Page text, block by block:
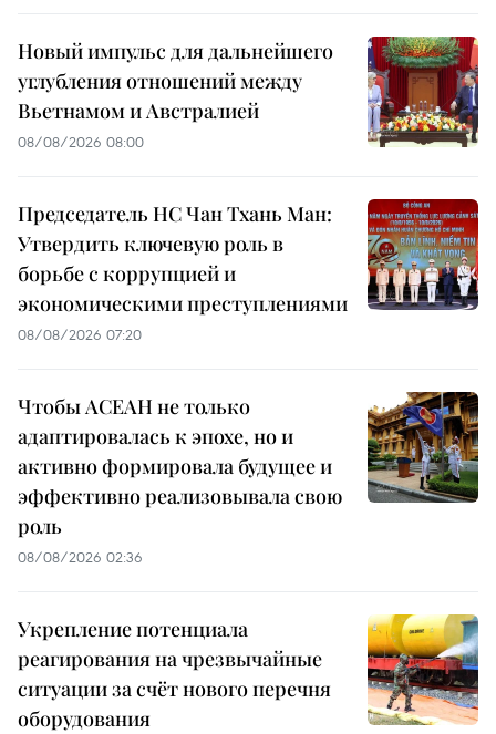
Новый импульс для дальнейшего
углубления отношений между
Вьетнамом и Австралией
08/08/2026 08:00
Председатель НС Чан Тхань Ман:
Утвердить ключевую роль в
борьбе с коррупцией и
экономическими преступлениями
08/08/2026 07:20
Чтобы АСЕАН не только
адаптировалась к эпохе, но и
активно формировала будущее и
эффективно реализовывала свою
роль
08/08/2026 02:36
Укрепление потенциала
реагирования на чрезвычайные
ситуации за счёт нового перечня
оборудования